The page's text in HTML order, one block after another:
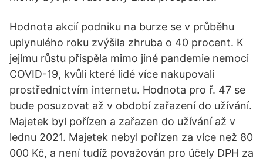
Hodnota akcií podniku na burze se v průběhu
uplynulého roku zvýšila zhruba o 40 procent. K
jejímu růstu přispěla mimo jiné pandemie nemoci
COVID-19, kvůli které lidé více nakupovali
prostřednictvím internetu. Hodnota pro ř. 47 se
bude posuzovat až v období zařazení do užívání.
Majetek byl pořízen a zařazen do užívání až v
lednu 2021. Majetek nebyl pořízen za více než 80
000 Kč, a není tudíž považován pro účely DPH za